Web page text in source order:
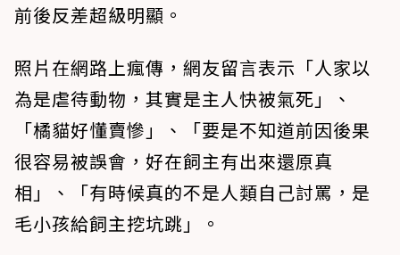
前後反差超級明顯。
照片在網路上瘋傳，網友留言表示「人家以
為是虐待動物，其實是主人快被氣死」、
「橘貓好懂賣慘」、「要是不知道前因後果
很容易被誤會，好在飼主有出來還原真
相」、「有時候真的不是人類自己討罵，是
毛小孩給飼主挖坑跳」。